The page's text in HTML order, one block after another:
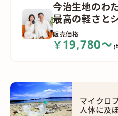
今治生地のわ
最高の軽さと
販売価格
￥ 19,780～ (
マイクロ
人体に及